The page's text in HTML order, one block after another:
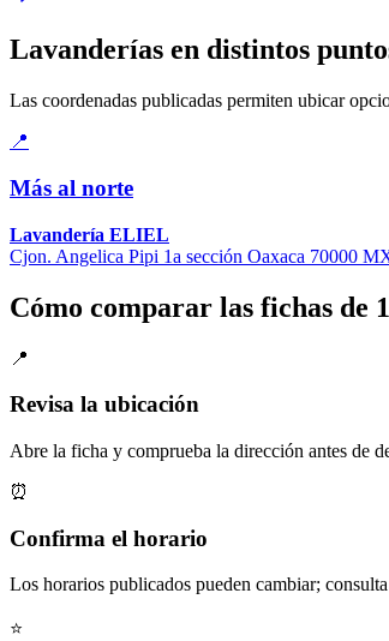
Lavanderías en distintos
Las coordenadas publicadas permiten ubicar
📍
Más al norte
Lavandería ELIEL
Cjon. Angelica Pipi 1a sección Oaxaca 70000
Cómo comparar las fichas de
📍
Revisa la ubicación
Abre la ficha y comprueba la dirección antes de
⏰
Confirma el horario
Los horarios publicados pueden cambiar;
⭐